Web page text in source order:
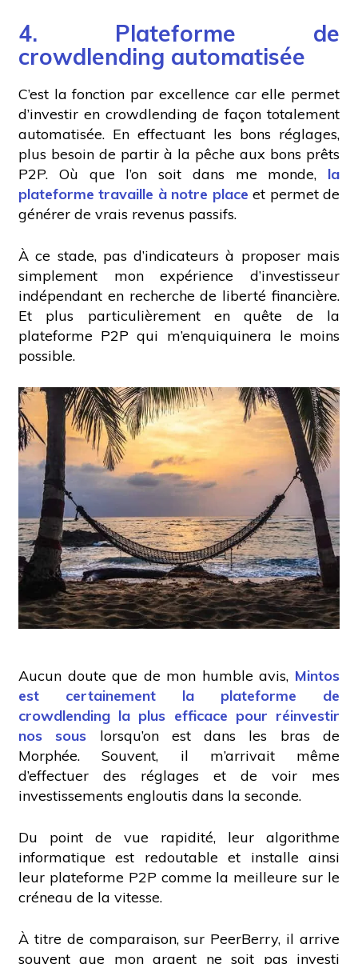
4. Plateforme de
crowdlending automatisée
C’est la fonction par excellence car elle permet
d’investir en crowdlending de façon totalement
automatisée. En effectuant les bons réglages,
plus besoin de partir à la pêche aux bons prêts
P2P. Où que l’on soit dans me monde, la
plateforme travaille à notre place et permet de
générer de vrais revenus passifs.
À ce stade, pas d’indicateurs à proposer mais
simplement mon expérience d’investisseur
indépendant en recherche de liberté financière.
Et plus particulièrement en quête de la
plateforme P2P qui m’enquiquinera le moins
possible.
Aucun doute que de mon humble avis, Mintos
est certainement la plateforme de
crowdlending la plus efficace pour réinvestir
nos sous lorsqu’on est dans les bras de
Morphée. Souvent, il m’arrivait même
d’effectuer des réglages et de voir mes
investissements engloutis dans la seconde.
Du point de vue rapidité, leur algorithme
informatique est redoutable et installe ainsi
leur plateforme P2P comme la meilleure sur le
créneau de la vitesse.
À titre de comparaison, sur PeerBerry, il arrive
souvent que mon argent ne soit pas investi